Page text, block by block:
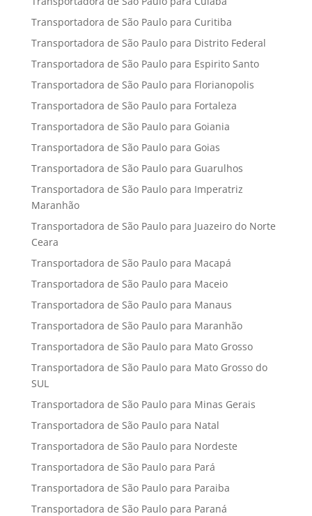
Transportadora de São Paulo para Curitiba
Transportadora de São Paulo para Distrito Federal
Transportadora de São Paulo para Espirito Santo
Transportadora de São Paulo para Florianopolis
Transportadora de São Paulo para Fortaleza
Transportadora de São Paulo para Goiania
Transportadora de São Paulo para Goias
Transportadora de São Paulo para Guarulhos
Transportadora de São Paulo para Imperatriz
Maranhão
Transportadora de São Paulo para Juazeiro do Norte
Ceara
Transportadora de São Paulo para Macapá
Transportadora de São Paulo para Maceio
Transportadora de São Paulo para Manaus
Transportadora de São Paulo para Maranhão
Transportadora de São Paulo para Mato Grosso
Transportadora de São Paulo para Mato Grosso do
SUL
Transportadora de São Paulo para Minas Gerais
Transportadora de São Paulo para Natal
Transportadora de São Paulo para Nordeste
Transportadora de São Paulo para Pará
Transportadora de São Paulo para Paraiba
Transportadora de São Paulo para Paraná